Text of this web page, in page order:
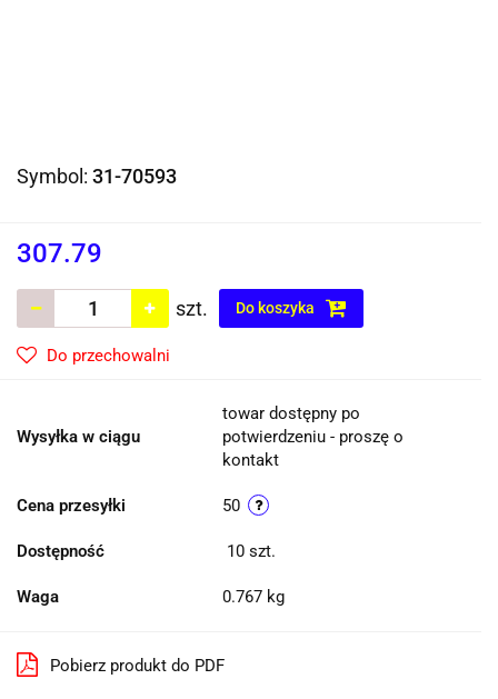
Symbol: 31-70593
307.79
szt. Do koszyka
Do przechowalni
Wysyłka w ciągu
towar dostępny po
potwierdzeniu - proszę o
kontakt
Cena przesyłki 50
Dostępność 10 szt.
Waga 0.767 kg
Pobierz produkt do PDF